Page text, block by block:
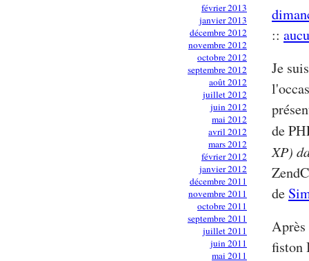
février 2013
janvier 2013
décembre 2012
novembre 2012
octobre 2012
septembre 2012
août 2012
juillet 2012
juin 2012
mai 2012
avril 2012
mars 2012
février 2012
janvier 2012
décembre 2011
novembre 2011
octobre 2011
septembre 2011
juillet 2011
juin 2011
mai 2011
::
Je
de
XP)
de
Après
fiston